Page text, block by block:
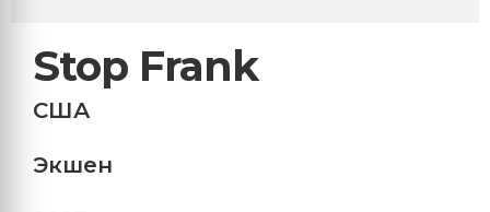
Stop Frank
США
Экшен